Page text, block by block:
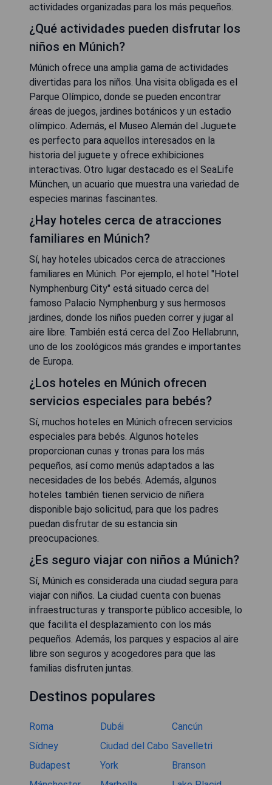
actividades organizadas para los más pequeños.
¿Qué actividades pueden disfrutar los
niños en Múnich?
Múnich ofrece una amplia gama de actividades
divertidas para los niños. Una visita obligada es el
Parque Olímpico, donde se pueden encontrar
áreas de juegos, jardines botánicos y un estadio
olímpico. Además, el Museo Alemán del Juguete
es perfecto para aquellos interesados en la
historia del juguete y ofrece exhibiciones
interactivas. Otro lugar destacado es el SeaLife
München, un acuario que muestra una variedad de
especies marinas fascinantes.
¿Hay hoteles cerca de atracciones
familiares en Múnich?
Sí, hay hoteles ubicados cerca de atracciones
familiares en Múnich. Por ejemplo, el hotel "Hotel
Nymphenburg City" está situado cerca del
famoso Palacio Nymphenburg y sus hermosos
jardines, donde los niños pueden correr y jugar al
aire libre. También está cerca del Zoo Hellabrunn,
uno de los zoológicos más grandes e importantes
de Europa.
¿Los hoteles en Múnich ofrecen
servicios especiales para bebés?
Sí, muchos hoteles en Múnich ofrecen servicios
especiales para bebés. Algunos hoteles
proporcionan cunas y tronas para los más
pequeños, así como menús adaptados a las
necesidades de los bebés. Además, algunos
hoteles también tienen servicio de niñera
disponible bajo solicitud, para que los padres
puedan disfrutar de su estancia sin
preocupaciones.
¿Es seguro viajar con niños a Múnich?
Sí, Múnich es considerada una ciudad segura para
viajar con niños. La ciudad cuenta con buenas
infraestructuras y transporte público accesible, lo
que facilita el desplazamiento con los más
pequeños. Además, los parques y espacios al aire
libre son seguros y acogedores para que las
familias disfruten juntas.
Destinos populares
Roma Dubái
Cancún
Sídney
Ciudad del Cabo Savelletri
Budapest
York
Branson